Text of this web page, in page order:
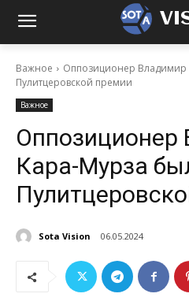
Важное
Оппозиционер Владимир
Пулитцеровской премии
Важное
Оппозиционер
Кара-Мурза
Sota Vision 06.05.2024